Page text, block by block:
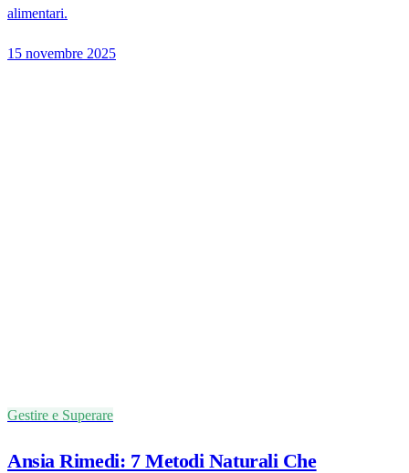
alimentari.
15 novembre 2025
Gestire e Superare
Ansia Rimedi: 7 Metodi Naturali Che